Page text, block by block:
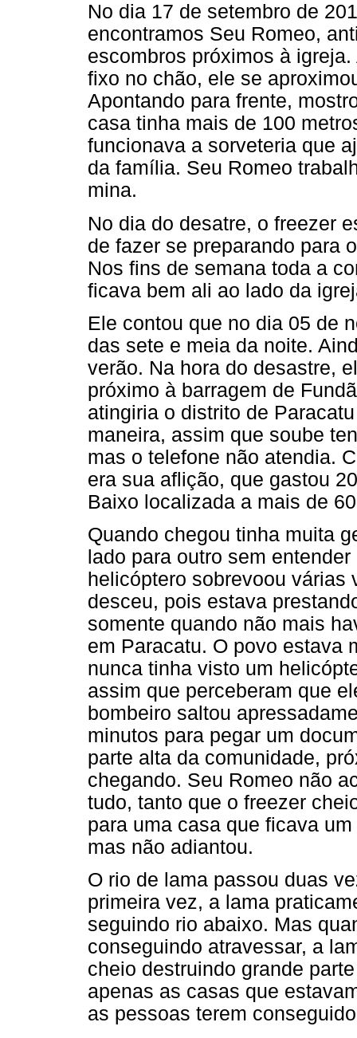
No dia 17 de setembro de
encontramos Seu Romeo,
escombros próximos à
fixo no chão, ele se
Apontando para frente,
casa tinha mais de 100
funcionava a sorveteria que
da família. Seu Romeo
mina.
No dia do desatre, o freezer
de fazer se preparando para
Nos fins de semana toda a
ficava bem ali ao lado da
Ele contou que no dia 05 de
das sete e meia da noite.
verão. Na hora do desastre,
próximo à barragem de
atingiria o distrito de
maneira, assim que soube
mas o telefone não atendia.
era sua aflição, que gastou
Baixo localizada a mais de
Quando chegou tinha muita
lado para outro sem
helicóptero sobrevoou
desceu, pois estava
somente quando não mais
em Paracatu. O povo estava
nunca tinha visto um
assim que perceberam que
bombeiro saltou
minutos para pegar um
parte alta da comunidade,
chegando. Seu Romeo não
tudo, tanto que o freezer
para uma casa que ficava
mas não adiantou.
O rio de lama passou duas
primeira vez, a lama
seguindo rio abaixo. Mas
conseguindo atravessar, a
cheio destruindo grande
apenas as casas que
as pessoas terem